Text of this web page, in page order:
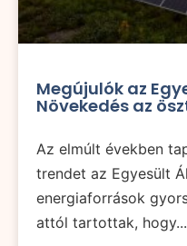
Megújulók az
Növekedés az
Az elmúlt években
trendet az Egyesült
energiaforrások
attól tartottak, hogy...